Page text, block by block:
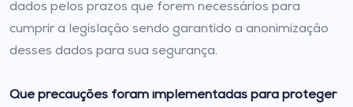
dados pelos prazos que forem necessários para
cumprir a legislação sendo garantido a anonimização
desses dados para sua segurança.
Que precauções foram implementadas para proteger